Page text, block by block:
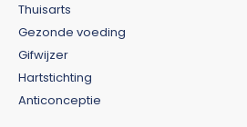
Thuisarts
Gezonde voeding
Gifwijzer
Hartstichting
Anticonceptie